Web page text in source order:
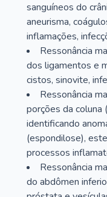
sanguíneos do
aneurisma,
inflamações,
Ressonância
dos ligamentos e
cistos, sinovite,
Ressonância
porções da coluna
identificando
(espondilose),
processos
Ressonância
do abdômen